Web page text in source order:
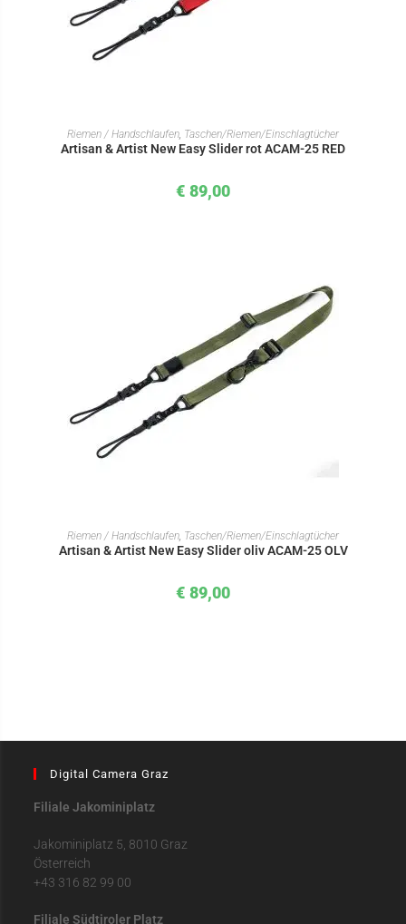
IN DEN WARENKORB
Riemen / Handschlaufen, Taschen/Riemen/Einschlagtücher
Artisan & Artist New Easy Slider rot ACAM-25 RED
€ 89,00
IN DEN WARENKORB
Riemen / Handschlaufen Taschen/Riemen/Einschlagtücher
Artisan & Artist New Easy Slider oliv ACAM-25 OLV
€ 89,00
Digital Camera Graz
Filiale Jakominiplatz
Jakominiplatz 5, 8010 Graz
Österreich
+43 316 82 99 00
Filiale Südtiroler Platz